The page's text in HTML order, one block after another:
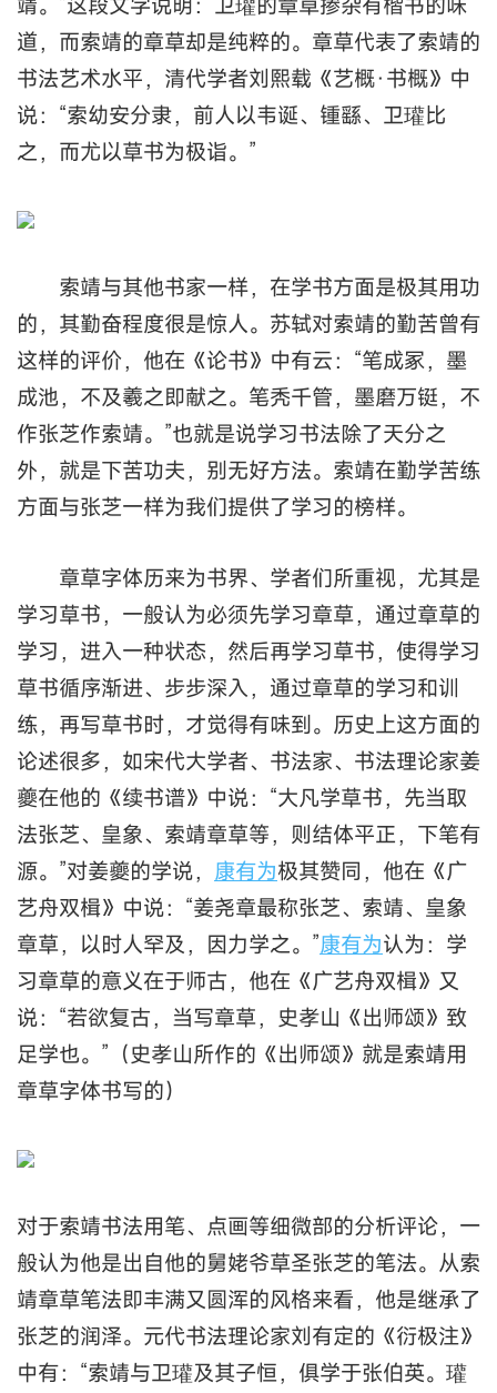
道，而索靖的章草却是纯粹的。章草代表了索靖的
书法艺术水平，清代学者刘熙载《艺概·书概》中
说：“索幼安分隶，前人以韦诞、锺繇、卫瓘比
之，而尤以草书为极诣。”
索靖与其他书家一样，在学书方面是极其用功
的，其勤奋程度很是惊人。苏轼对索靖的勤苦曾有
这样的评价，他在《论书》中有云：“笔成冢，墨
成池，不及羲之即献之。笔秃千管，墨磨万铤，不
作张芝作索靖。”也就是说学习书法除了天分之
外，就是下苦功夫，别无好方法。索靖在勤学苦练
方面与张芝一样为我们提供了学习的榜样。
章草字体历来为书界、学者们所重视，尤其是
学习草书，一般认为必须先学习章草，通过章草的
学习，进入一种状态，然后再学习草书，使得学习
草书循序渐进、步步深入，通过章草的学习和训
练，再写草书时，才觉得有味到。历史上这方面的
论述很多，如宋代大学者、书法家、书法理论家姜
夔在他的《续书谱》中说：“大凡学草书，先当取
法张芝、皇象、索靖章草等，则结体平正，下笔有
源。”对姜夔的学说， 康有为极其赞同，他在《广
艺舟双楫》中说：“姜尧章最称张芝、索靖、皇象
章草，以时人罕及，因力学之。”康有为认为：学
习章草的意义在于师古，他在《广艺舟双楫》又
说：“若欲复古，当写章草，史孝山《出师颂》致
足学也。”（史孝山所作的《出师颂》就是索靖用
章草字体书写的）
对于索靖书法用笔、点画等细微部的分析评论，一
般认为他是出自他的舅姥爷草圣张芝的笔法。从索
靖章草笔法即丰满又圆浑的风格来看，他是继承了
张芝的润泽。元代书法理论家刘有定的《衍极注》
中有：“索靖与卫瓘及其子恒，俱学于张伯英。瓘